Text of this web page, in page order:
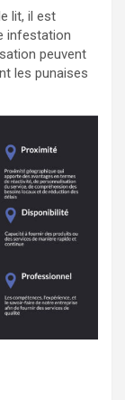
lit, il est
infestation
peuvent
les punaises